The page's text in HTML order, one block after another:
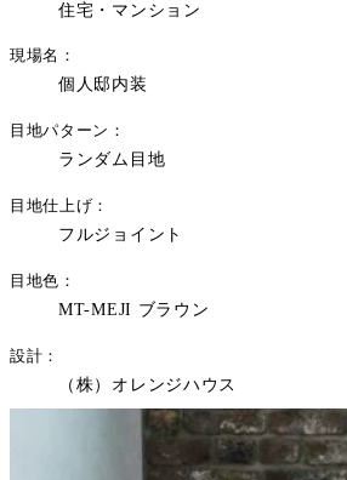
住宅・マンション
現場名
個人邸内装
目地パターン
ランダム目地
目地仕上げ
フルジョイント
目地色
MT-MEJI ブラウン
設計
（株）オレンジハウス